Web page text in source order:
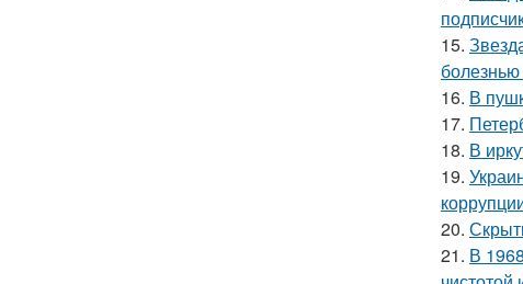
15.
16. В
17.
18. В
19.
20.
21. В